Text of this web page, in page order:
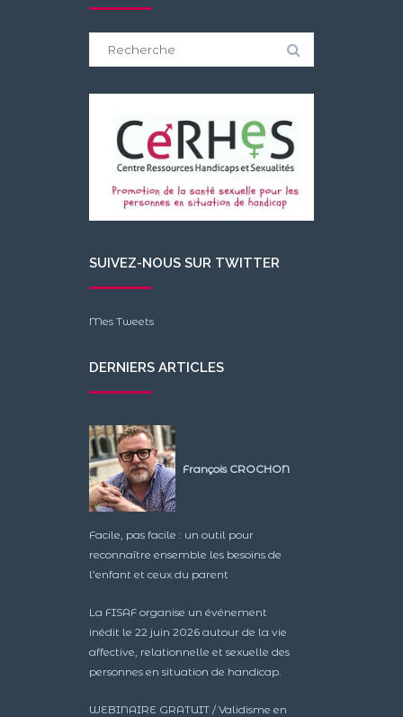
SUIVEZ-NOUS SUR TWITTER
Mes Tweets
DERNIERS ARTICLES
François CROCHON
Facile, pas facile : un outil pour
reconnaître ensemble les besoins de
l’enfant et ceux du parent
La FISAF organise un événement
inédit le 22 juin 2026 autour de la vie
affective, relationnelle et sexuelle des
personnes en situation de handicap.
WEBINAIRE GRATUIT / Validisme en